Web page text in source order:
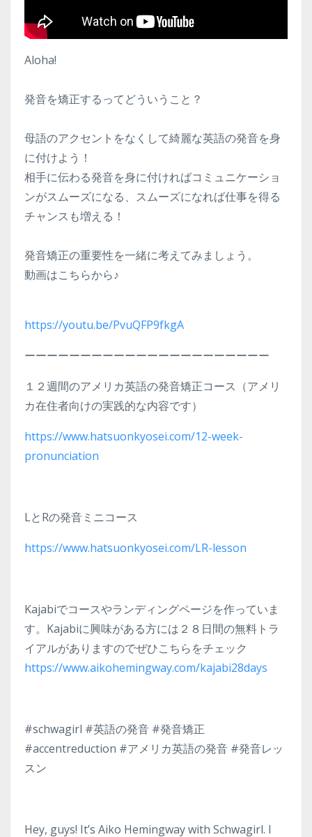
Aloha!
発音を矯正するってどういうこと？
母語のアクセントをなくして綺麗な英語の発音を身
に付けよう！
相手に伝わる発音を身に付ければコミュニケーショ
ンがスムーズになる、スムーズになれば仕事を得る
チャンスも増える！
発音矯正の重要性を一緒に考えてみましょう。
動画はこちらから♪
https://youtu.be/PvuQFP9fkgA
ーーーーーーーーーーーーーーーーーーーーーー
１２週間のアメリカ英語の発音矯正コース（アメリ
カ在住者向けの実践的な内容です）
https://www.hatsuonkyosei.com/12-week-
pronunciation
LとRの発音ミニコース
https://www.hatsuonkyosei.com/LR-lesson
Kajabiでコースやランディングページを作っていま
す。Kajabiに興味がある方には２８日間の無料トラ
イアルがありますのでぜひこちらをチェック
https://www.aikohemingway.com/kajabi28days
#schwagirl #英語の発音 #発音矯正
#accentreduction #アメリカ英語の発音 #発音レッ
スン
Hey, guys! It’s Aiko Hemingway with Schwagirl. I